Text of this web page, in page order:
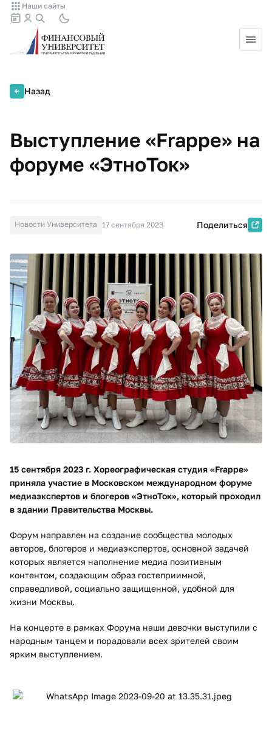
Наши сайты
Назад
Выступление «Frappe» на
форуме «ЭтноТок»
Новости Университета 17 сентября 2023 Поделиться
15 сентября 2023 г. Хореографическая студия «Frappe»
приняла участие в Московском международном форуме
медиаэкспертов и блогеров «ЭтноТок», который проходил
в здании Правительства Москвы.
Форум направлен на создание сообщества молодых
авторов, блогеров и медиаэкспертов, основной задачей
которых является наполнение медиа позитивным
контентом, создающим образ гостеприимной,
справедливой, социально защищенной, удобной для
жизни Москвы.
На концерте в рамках Форума наши девочки выступили с
народным танцем и порадовали всех зрителей своим
ярким выступлением.